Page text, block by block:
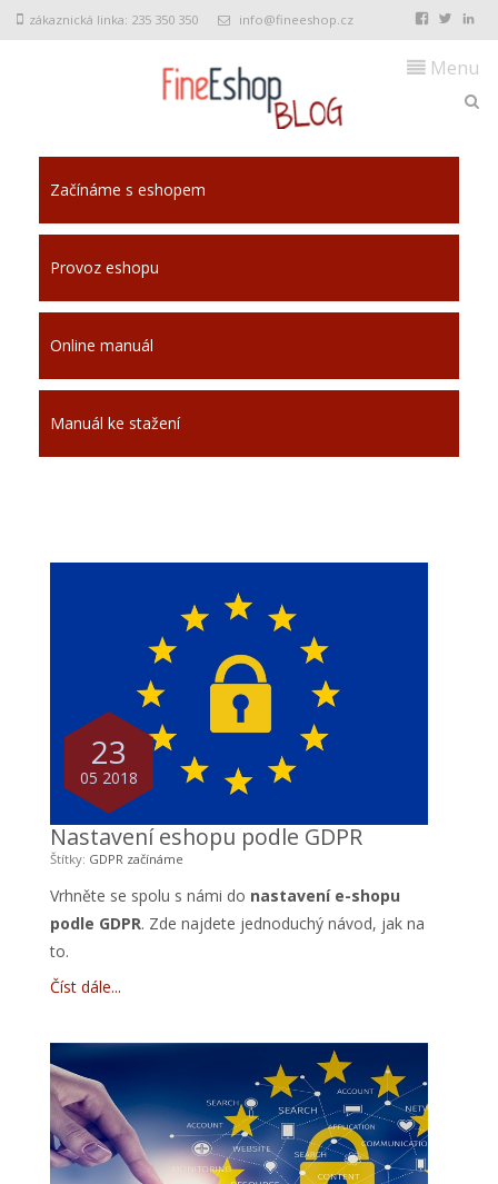
zákaznická linka: 235 350 350 info@fineeshop.cz
Začínáme s eshopem
Provoz eshopu
Online manuál
Manuál ke stažení
Menu
23
05 2018
Nastavení eshopu podle GDPR
Štítky: GDPR začínáme
Vrhněte se spolu s námi do nastavení e-shopu
podle GDPR. Zde najdete jednoduchý návod, jak na
to.
Číst dále